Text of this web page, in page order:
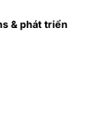
& phát triển